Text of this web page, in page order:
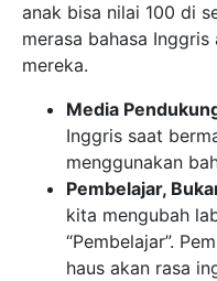
anak bisa nilai 100 di
merasa bahasa
mereka.
Media
Inggris saat
menggunakan
Pembelajar,
kita mengubah
“Pembelajar”.
haus akan rasa